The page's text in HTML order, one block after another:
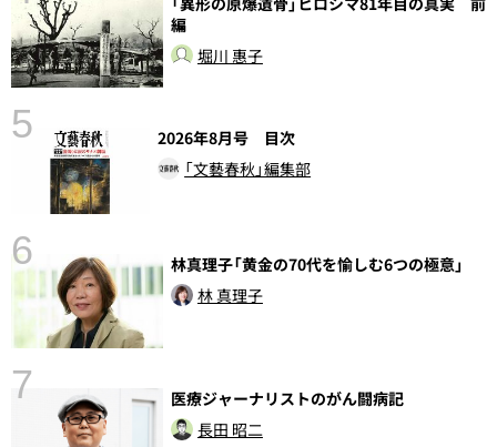
編
堀川 惠子
5
2026年8月号 目次
「文藝春秋」編集部
6
林真理子「黄金の70代を愉しむ6つの極意」
林 真理子
7
医療ジャーナリストのがん闘病記
長田 昭二